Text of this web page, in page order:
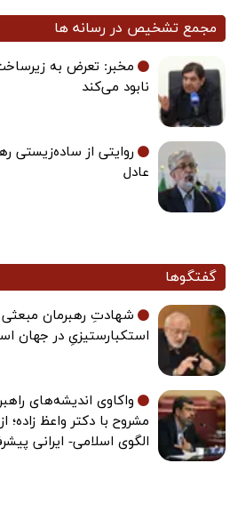
مجمع تشخیص در رسانه ها
مخبر: تعرض به
نابود می‌کند
روایتی از ساده‌زیستی
عادل
گفتگوها
شهادتِ رهبرمان
استکبارستیزیِ در جهان
واکاوی اندیشه‌های
مشروح با دکتر واعظ زاده؛
الگوی اسلامی- ایرانی